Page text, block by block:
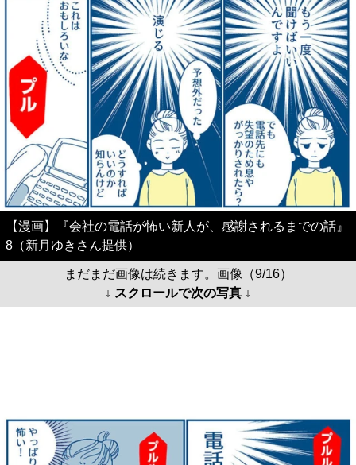
【漫画】『会社の電話が怖い新人が、感謝されるまでの話』
8（新月ゆきさん提供）
まだまだ画像は続きます。画像（9/16）
↓ スクロールで次の写真 ↓